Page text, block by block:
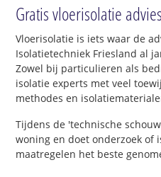
Gratis vloerisolatie
Vloerisolatie is iets waar de
Isolatietechniek Friesland al
Zowel bij particulieren als
isolatie experts met veel
methodes en
Tijdens de 'technische
woning en doet onderzoek of
maatregelen het beste